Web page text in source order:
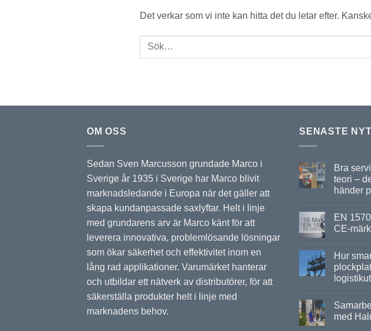
Det verkar som vi inte kan hitta det du letar efter.
OM OSS
Sedan Sven Marcusson grundade Marco i
Sverige år 1935 i Sverige har Marco blivit
marknadsledande i Europa när det gäller att
skapa kundanpassade saxlyftar. Helt i linje
med grundarens arv är Marco känt för att
leverera innovativa, problemlösande lösningar
som ökar säkerhet och effektivitet inom en
lång rad applikationer. Varumärket hanterar
och utbildar ett nätverk av distributörer, för att
säkerställa produkter helt i linje med
marknadens behov.
SENASTE
Bra
teori –
händer
EN
CE-
Hur
med